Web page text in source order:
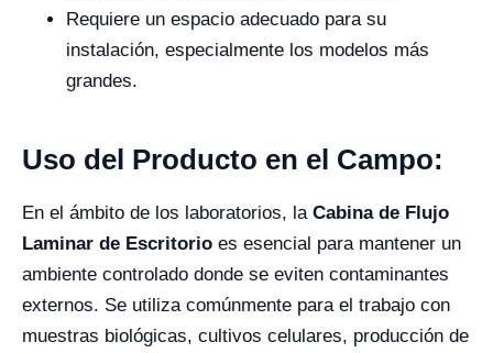
Requiere un espacio adecuado para su
instalación, especialmente los modelos más
grandes.
Uso del Producto en el Campo:
En el ámbito de los laboratorios, la Cabina de Flujo
Laminar de Escritorio es esencial para mantener un
ambiente controlado donde se eviten contaminantes
externos. Se utiliza comúnmente para el trabajo con
muestras biológicas, cultivos celulares, producción de